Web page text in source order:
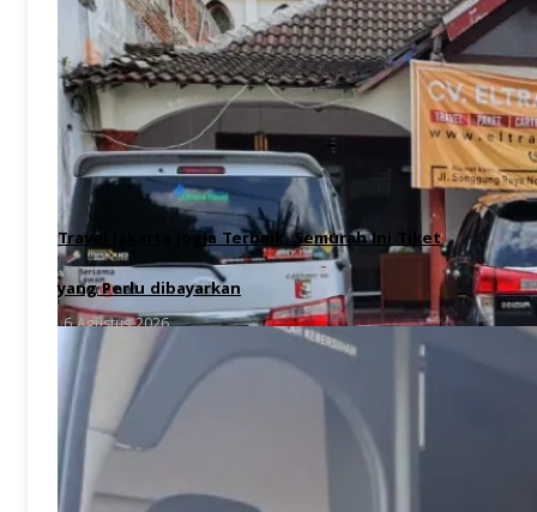
Travel Jakarta Jogja Terbaik, Semurah Ini Tiket
yang Perlu dibayarkan
6 Agustus 2026